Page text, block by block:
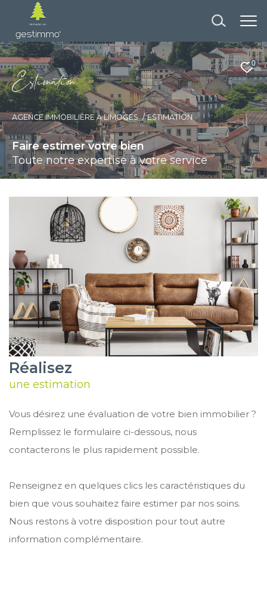
0
Esimaio
AGENCE IMMOBILIÈRE À LIMOGES ESTIMATION
Faire estimer votre bien
Toute notre expertise à votre service
Réalisez
une estimation
Vous désirez une évaluation de votre bien immobilier ?
Remplissez le formulaire ci-dessous, nous
contacterons le plus rapidement possible.
Renseignez en quelques clics les caractéristiques du
bien que vous souhaitez faire estimer par nos soins.
Nous restons à votre disposition pour tout autre
information complémentaire.